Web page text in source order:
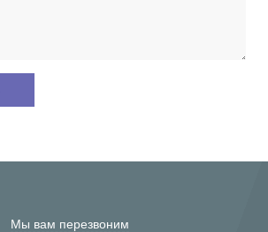
Мы вам перезвоним